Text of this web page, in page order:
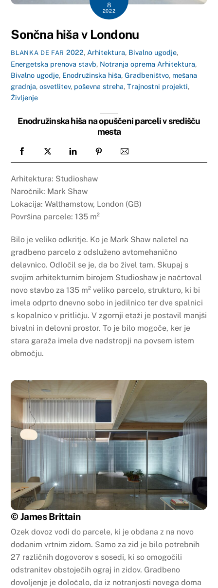
8
2022
Sončna hiša v Londonu
BLANKA DE FAR 2022, Arhitektura, Bivalno ugodje,
Energetska prenova stavb, Notranja oprema Arhitektura,
Bivalno ugodje, Enodružinska hiša,Gradbeništvo, mešana
gradnja,osvetlitev, poševna streha,Trajnostni projekti,
Življenje
Enodružinska hiša na opuščeni parceli v središču
mesta
Arhitektura: Studioshaw
Naročnik: Mark Shaw
Lokacija: Walthamstow, London (GB)
Površina parcele: 135 m²
Bilo je veliko odkritje. Ko je Mark Shaw naletel na
gradbeno parcelo z odsluženo avtomehanično
delavnico. Odločil se je, da bo živel tam. Skupaj s
svojim arhitekturnim birojem Studioshaw je načrtoval
novo stavbo za 135 m² veliko parcelo, strukturo, ki bi
imela odprto dnevno sobo in jedilnico ter dve spalnici
s kopalnico v pritličju. V zgornji etaži je postavil manjši
bivalni in delovni prostor. To je bilo mogoče, ker je
stara garaža imela dve nadstropji na povsem istem
območju.
© James Brittain
Ozek dovoz vodi do parcele, ki je obdana z na novo
dodanim vrtnim zidom. Samo za zid je bilo potrebnih
27 različnih dogovorov s sosedi, ki so omogočili
odstranitev obstoječih ograj in zidov. Gradbeno
dovoljenje je določalo, da iz notranjosti novega doma